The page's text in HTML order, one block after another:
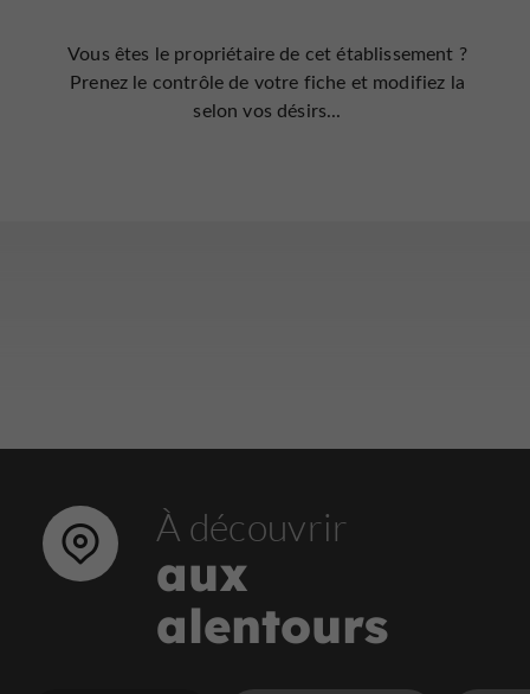
Vous êtes le propriétaire de cet établissement ?
Prenez le contrôle de votre fiche et modifiez la
selon vos désirs...
À découvrir
aux
alentours